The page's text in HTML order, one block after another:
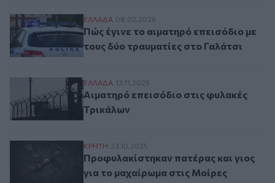
Πώς έγινε το αιματηρό επεισόδιο με
ΕΛΛAΔΑ 08.02.2026
Πώς έγινε το αιματηρό επεισόδιο με
τους δύο τραυματίες στο Γαλάτσι
Αιματηρό επεισόδιο στις φυλακές
ΕΛΛAΔΑ 13.11.2025
Αιματηρό επεισόδιο στις φυλακές
Τρικάλων
Προφυλακίστηκαν πατέρας και γιος για
ΚΡΗΤΗ 23.10.2025
Προφυλακίστηκαν πατέρας και γιος
για το μαχαίρωμα στις Μοίρες